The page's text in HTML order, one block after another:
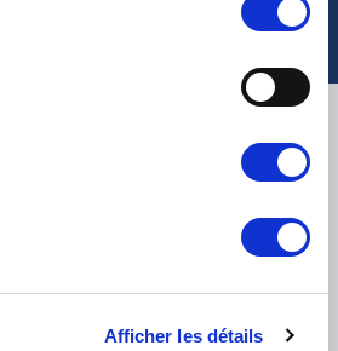
Afficher les détails
TNT, GÉODIS, FRANCE EXPRESS, DPD
eKomi